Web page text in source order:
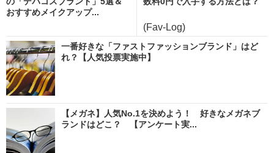
おすすめメイクアップ...
(Fav-Log)
一番好きな「ファストファッションブランド」はど
れ？【人気投票実施中】
【メガネ】人気No.1を決めよう！ 好きなメガネブ
ランドはどこ？ 【アンケート実...